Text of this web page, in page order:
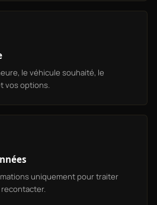
le véhicule souhaité, le
vos options.
uniquement pour traiter